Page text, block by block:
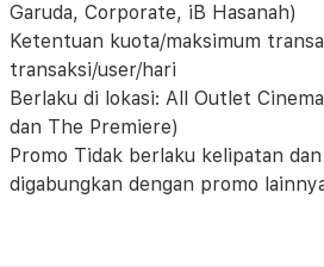
Garuda, Corporate, iB Hasanah)
Ketentuan kuota/maksimum
transaksi/user/hari
Berlaku di lokasi: All Outlet
dan The Premiere)
Promo Tidak berlaku kelipatan
digabungkan dengan promo